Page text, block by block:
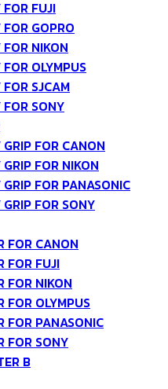
FOR FUJI
FOR GOPRO
FOR NIKON
OLYMPUS
FOR SJCAM
FOR SONY
GRIP FOR CANON
FOR NIKON
GRIP FOR PANASONIC
GRIP FOR SONY
FOR CANON
FOR FUJI
FOR NIKON
FOR OLYMPUS
FOR PANASONIC
FOR SONY
B